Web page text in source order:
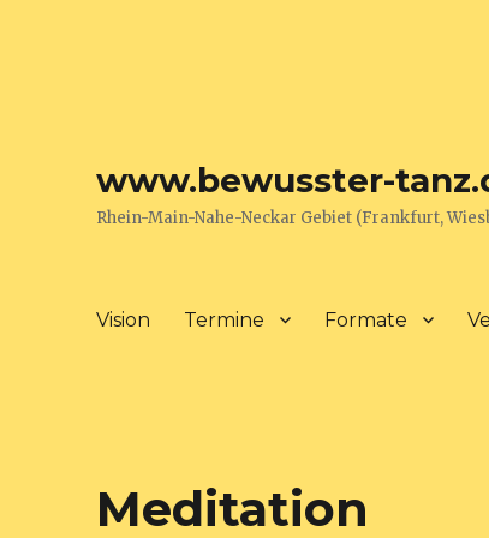
www.bewusster-
Rhein-Main-Nahe-Neckar Gebiet (Frankfurt,
Vision Termine Formate
Meditation